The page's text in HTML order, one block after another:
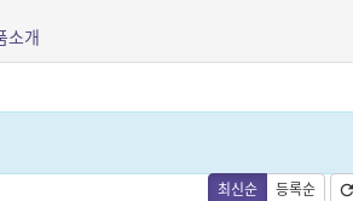
소개
최신순 등록순